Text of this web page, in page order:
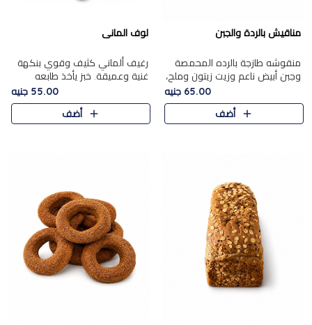
مناقيش بالردة والجبن
منقوشه طازجة بالرده المحمصة
وجبن أبيض ناعم وزيت زيتون وملح،
مباشرة من الفرن.الرده مع نعومة
الجبن فوق عجينة طازجة.
65.00 جنيه
أضف
لوف المانى
رغيف ألماني كثيف وقوي بنكهة
غنية وعميقة. خبز يأخذ طابعه
55.00 جنيه
أضف